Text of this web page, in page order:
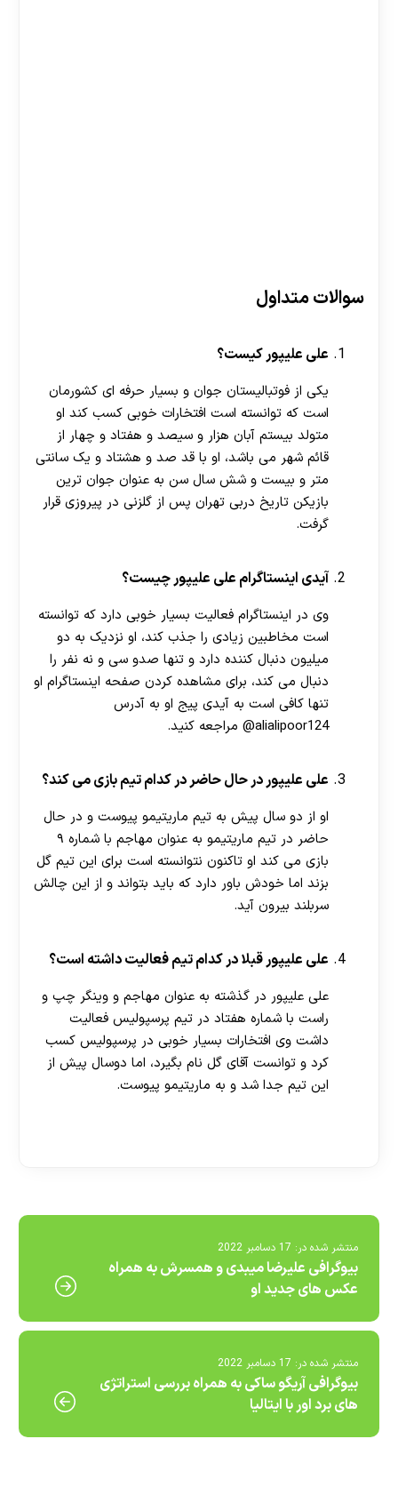
سوالات متداول
علی علیپور کیست؟
یکی از فوتبالیستان جوان و بسیار حرفه ای کشورمان
است که توانسته است افتخارات خوبی کسب کند او
متولد بیستم آبان هزار و سیصد و هفتاد و چهار از
قائم شهر می باشد، او با قد صد و هشتاد و یک سانتی
متر و بیست و شش سال سن به عنوان جوان ترین
بازیکن تاریخ دربی تهران پس از گلزنی در پیروزی قرار
گرفت.
آیدی اینستاگرام علی علیپور چیست؟
وی در اینستاگرام فعالیت بسیار خوبی دارد که توانسته
است مخاطبین زیادی را جذب کند، او نزدیک به دو
میلیون دنبال کننده دارد و تنها صدو سی و نه نفر را
دنبال می کند، برای مشاهده کردن صفحه اینستاگرام او
تنها کافی است به آیدی پیج او به آدرس
alialipoor124@ مراجعه کنید.
علی علیپور در حال حاضر در کدام تیم بازی می کند؟
او از دو سال پیش به تیم ماریتیمو پیوست و در حال
حاضر در تیم ماریتیمو به عنوان مهاجم با شماره ۹
بازی می کند او تاکنون نتوانسته است برای این تیم گل
بزند اما خودش باور دارد که باید بتواند و از این چالش
سربلند بیرون آید.
علی علیپور قبلا در کدام تیم فعالیت داشته است؟
علی علیپور در گذشته به عنوان مهاجم و وینگر چپ و
راست با شماره هفتاد در تیم پرسپولیس فعالیت
داشت وی افتخارات بسیار خوبی در پرسپولیس کسب
کرد و توانست آقای گل نام بگیرد، اما دوسال پیش از
این تیم جدا شد و به ماریتیمو پیوست.
منتشر شده در: 17 دسامبر 2022
بیوگرافی علیرضا میبدی و همسرش به همراه
عکس های جدید او
منتشر شده در: 17 دسامبر 2022
بیوگرافی آریگو ساکی به همراه بررسی استراتژی
های برد اور با ایتالیا